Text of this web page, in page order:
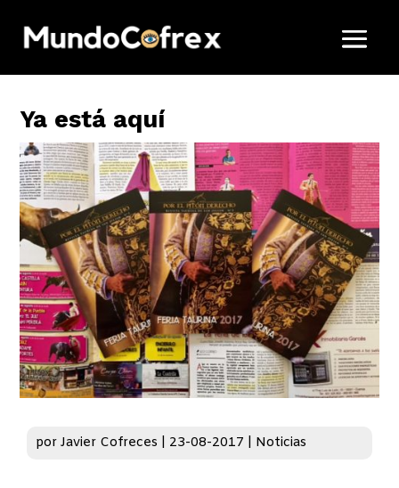
Ya está aquí
porJavier Cofreces 23-08-2017 Noticias